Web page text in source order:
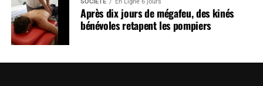
Après dix jours de mégafeu, des kinés
bénévoles retapent les pompiers